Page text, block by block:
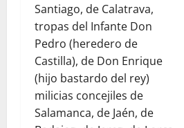
Santiago, de Calatrava,
tropas del Infante Don
Pedro (heredero de
Castilla), de Don Enrique
(hijo bastardo del rey)
milicias concejiles de
Salamanca, de Jaén, de